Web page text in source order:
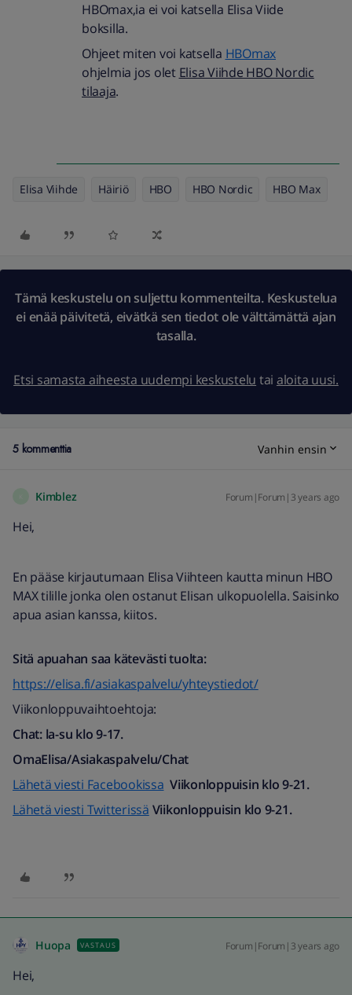
HBOmax,ia ei voi katsella Elisa Viide
boksilla.
Ohjeet miten voi katsella HBOmax
ohjelmia jos olet Elisa Viihde HBO Nordic
tilaaja.
Elisa Viihde Häiriö HBO HBO Nordic HBO Max
Tämä keskustelu on suljettu kommenteilta. Keskustelua
ei enää päivitetä, eivätkä sen tiedot ole välttämättä ajan
tasalla.
Etsi samasta aiheesta uudempi keskustelu tai aloita uusi.
5 kommenttia Vanhin ensin
Kimblez Forum|Forum|3 years ago
Hei,
En pääse kirjautumaan Elisa Viihteen kautta minun HBO
MAX tilille jonka olen ostanut Elisan ulkopuolella. Saisinko
apua asian kanssa, kiitos.
Sitä apuahan saa kätevästi tuolta:
https://elisa.fi/asiakaspalvelu/yhteystiedot/
Viikonloppuvaihtoehtoja:
Chat: la-su klo 9-17.
OmaElisa/Asiakaspalvelu/Chat
Lähetä viesti Facebookissa Viikonloppuisin klo 9-21.
Lähetä viesti Twitterissä Viikonloppuisin klo 9-21.
Huopa VASTAUS Forum|Forum|3 years ago
Hei,